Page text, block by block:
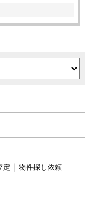
定 物件探し依頼